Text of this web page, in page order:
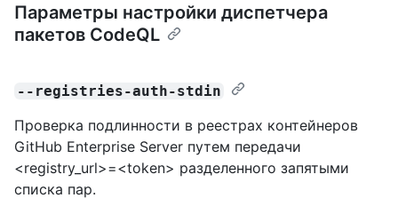
Параметры настройки диспетчера
пакетов CodeQL
--registries-auth-stdin
Проверка подлинности в реестрах контейнеров
GitHub Enterprise Server путем передачи
<registry_url>=<token> разделенного запятыми
списка пар.